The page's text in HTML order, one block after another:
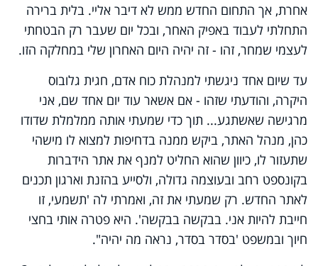
אחרת, אך התחום החדש ממש לא דיבר אליי. בלית ברירה
התחלתי לעבוד באפיק האחר, ובכל יום שעבר רק הבטחתי
לעצמי שמחר, זהו - זה יהיה היום האחרון שלי במחלקה הזו.
עד שיום אחד ניגשתי למנהלת כוח אדם, חגית גלובוס
היקרה, והודעתי שזהו - אם אשאר עוד יום אחד שם, אני
מרגישה שאשתגע... תוך כדי שמעתי אותה ממלמלת שדודו
כהן, מנהל האתר, ביקש ממנה בדחיפות למצוא לו מישהי
שתעזור לו, כיוון שהוא החליט למנף את אתר הידברות
בקונספט רחב ובעוצמה גדולה, ולסייע בהזנת וארגון תכנים
לאתר החדש. רק שמעתי את זה, ואמרתי לה 'תשמעי, זו
חייבת להיות אני. בבקשה בבקשה'. היא פטרה אותי בחצי
חיוך ובמשפט 'בסדר בסדר, נראה מה יהיה".